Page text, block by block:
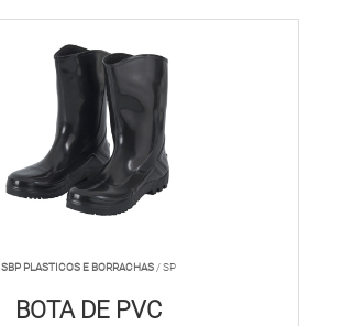
SBP PLASTICOS E BORRACHAS/ SP
BOTA DE PVC